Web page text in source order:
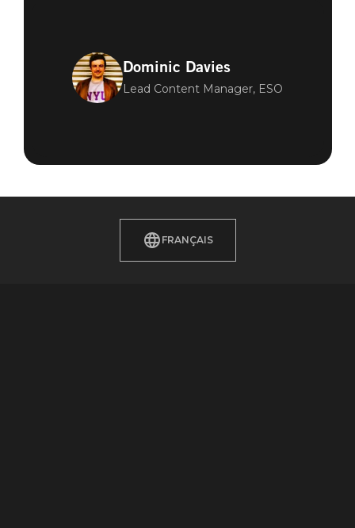
Dominic Davies
Lead Content Manager, ESO
FRANÇAIS